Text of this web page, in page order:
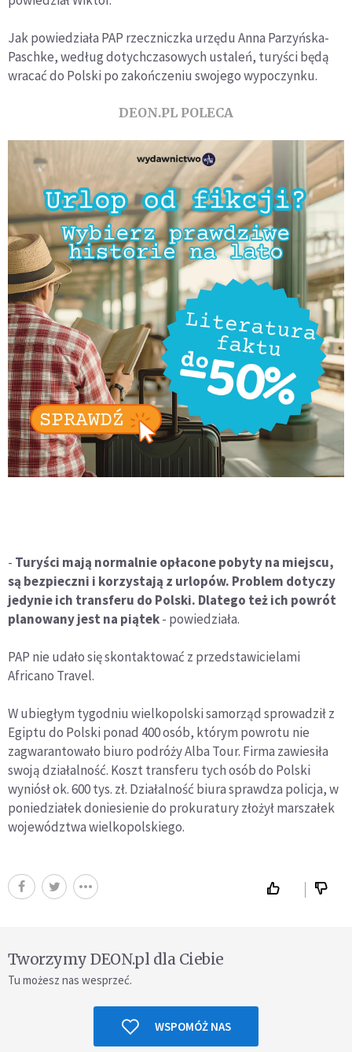
Jak powiedziała PAP rzeczniczka urzędu Anna Parzyńska-
Paschke, według dotychczasowych ustaleń, turyści będą
wracać do Polski po zakończeniu swojego wypoczynku.
DEON.PL POLECA
- Turyści mają normalnie opłacone pobyty na miejscu,
są bezpieczni i korzystają z urlopów. Problem dotyczy
jedynie ich transferu do Polski. Dlatego też ich powrót
planowany jest na piątek- powiedziała.
PAP nie udało się skontaktować z przedstawicielami
Africano Travel.
W ubiegłym tygodniu wielkopolski samorząd sprowadził z
Egiptu do Polski ponad 400 osób, którym powrotu nie
zagwarantowało biuro podróży Alba Tour. Firma zawiesiła
swoją działalność. Koszt transferu tych osób do Polski
wyniósł ok. 600 tys. zł. Działalność biura sprawdza policja, w
poniedziałek doniesienie do prokuratury złożył marszałek
województwa wielkopolskiego.
Tworzymy DEON.pl dla Ciebie
Tu możesz nas wesprzeć.
WSPOMÓŻ NAS